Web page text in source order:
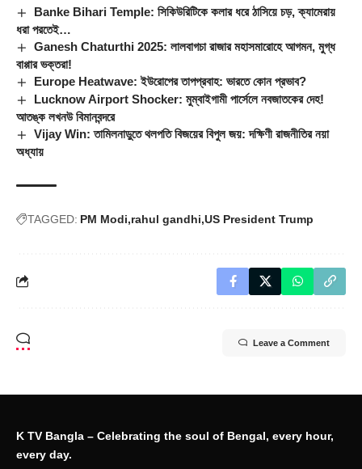
Banke Bihari Temple: সিকিউরিটিকে কলার ধরে ঠাসিয়ে চড়, ক্যামেরায়
ধরা পরতেই…
Ganesh Chaturthi 2025: লালবাগচা রাজার মহাসমারোহে আগমন, মুগ্ধ
বাপ্পার ভক্তরা!
Europe Heatwave: ইউরোপের তাপপ্রবাহ: ভারতে কোন প্রভাব?
Lucknow Airport Shocker: মুম্বাইগামী পার্সেলে নবজাতকের দেহ!
আতঙ্ক লখনউ বিমানবন্দরে
Vijay Win: তামিলনাড়ুতে থলপতি বিজয়ের বিপুল জয়: দক্ষিণী রাজনীতির নয়া
অধ্যায়
TAGGED: PM Modi rahul gandhi US President Trump
Leave a Comment
K TV Bangla – Celebrating the soul of Bengal, every hour,
every day.